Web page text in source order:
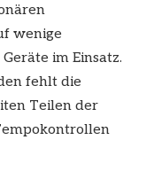
wenige
im Einsatz.
fehlt die
Teilen der